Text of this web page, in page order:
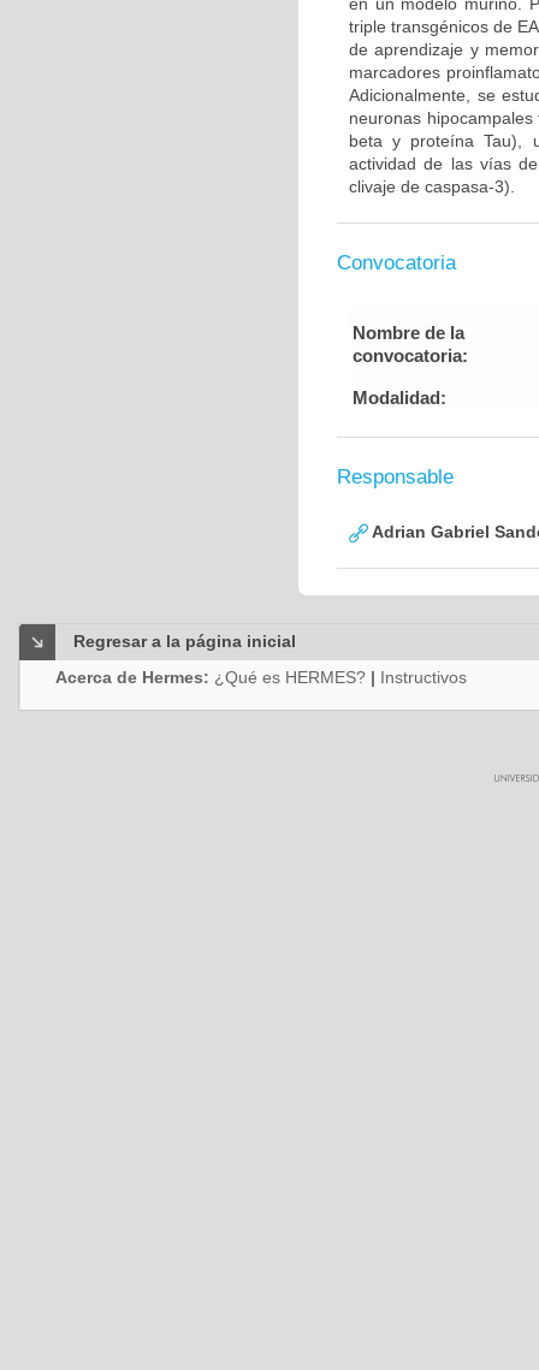
triple transgénicos de
de aprendizaje y
marcadores
Adicionalmente, se
neuronas
beta y proteína Tau),
actividad de las vías
clivaje de caspasa-3).
Convocatoria
Nombre de la
convocatoria:
Modalidad:
Responsable
Adrian Gabriel
Regresar a la página inicial
Acerca de Hermes: ¿Qué es HERMES? | Instructivos